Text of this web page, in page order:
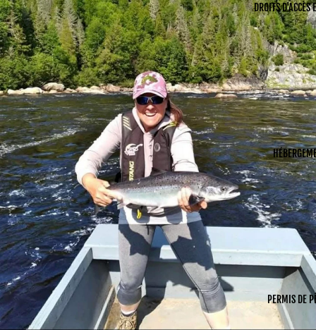
DROITS D'ACCÈS
PERMIS DE